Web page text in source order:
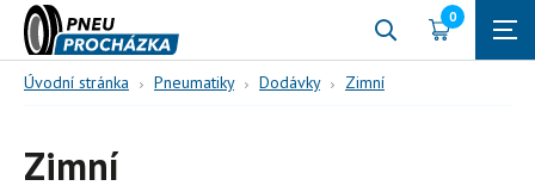
0
Úvodní stránka Pneumatiky Dodávky Zimní
Zimní